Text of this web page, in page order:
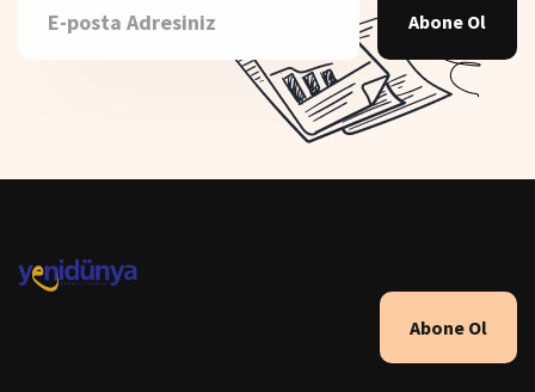
Abone Ol
Abone Ol